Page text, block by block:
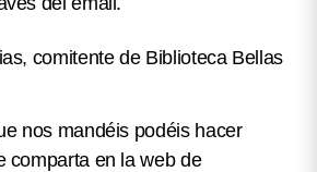
comitente de Biblioteca Bellas
nos mandéis podéis hacer
comparta en la web de